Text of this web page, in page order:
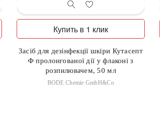
Купить в 1 клик
Засіб для дезінфекції шкіри Кутасепт
Ф пролонгованої дії у флаконі з
розпилювачем, 50 мл
BODE Chemie GmbH&Co